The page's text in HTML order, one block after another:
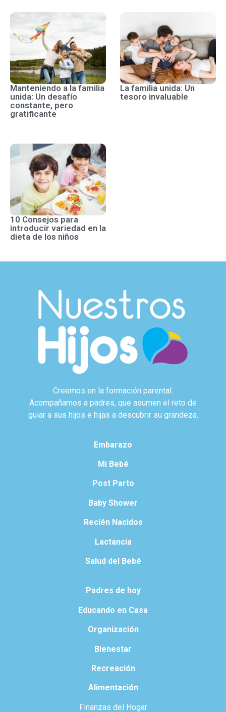
Manteniendo a la familia
unida: Un desafío
constante, pero
gratificante
La familia unida: Un
tesoro invaluable
10 Consejos para
introducir variedad en la
dieta de los niños
Creemos en la formación parental.
Acompañamos a padres, que asumen el reto de
guiar a sus hijos e hijas a descubrir su grandeza.
Embarazo
Mi Bebé
Post Parto
Baby Shower
Recién Nacidos
Lactancia
Salud del Bebé
Padres de hoy
Educando en Casa
Organización
Bienestar
Recreación
Alimentación
Finanzas del Hogar